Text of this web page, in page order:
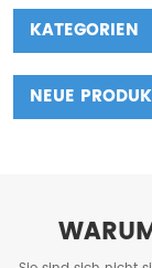
elastisch und fühlt
an.
KATEGORIEN
NEUE